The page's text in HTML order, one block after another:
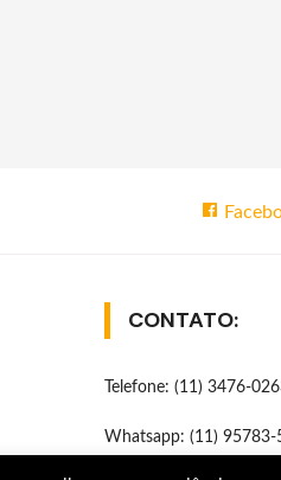
CONTATO:
Telefone: (11) 3476-
Whatsapp: (11) 95783-